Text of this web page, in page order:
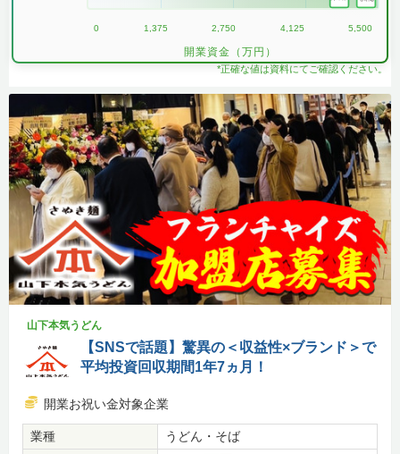
0 1,375 2,750 4,125 5,500
開業資金（万円）
*正確な値は資料にてご確認ください。
山下本気うどん
【SNSで話題】驚異の＜収益性×ブランド＞で
平均投資回収期間1年7ヵ月！
開業お祝い金対象企業
業種
うどん・そば